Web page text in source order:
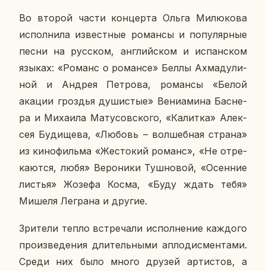
Во второй части кон­цер­та Ольга Ми­лю­ко­ва
ис­пол­ни­ла из­вест­ные ро­ман­сы и по­пу­ляр­ные
песни на рус­ском, ан­глий­ском и ис­пан­ском
языках: «Романс о ро­ман­се» Беллы Ах­ма­ду­ли­
ной и Андрея Пет­ро­ва, ро­ман­сы «Белой
акации гроз­дья ду­ши­стые» Ве­ни­а­ми­на Бас­не­
ра и Ми­ха­и­ла Ма­ту­сов­ско­го, «Ка­лит­ка» Алек­
сея Бу­ди­ще­ва, «Любовь – вол­шеб­ная страна»
из ки­но­филь­ма «Же­сто­кий романс», «Не от­ре­
ка­ют­ся, любя» Ве­ро­ни­ки Туш­но­вой, «Осен­ние
листья» Жозефа Косма, «Буду ждать тебя»
Мишеля Ле­гра­на и другие.
Зри­те­ли тепло встре­ча­ли ис­пол­не­ние каж­до­го
про­из­ве­де­ния дли­тель­ны­ми ап­ло­дис­мен­та­ми.
Среди них было много друзей ар­ти­стов, а